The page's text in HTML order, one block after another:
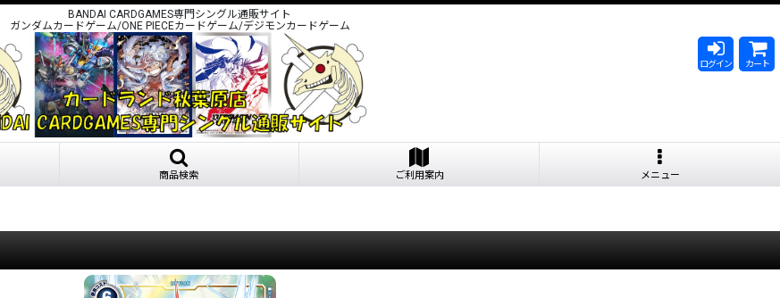
BANDAI CARDGAMES専門シングル通販サイト
ガンダムカードゲーム/ONE PIECEカードゲーム/デジモンカードゲーム
ログイン カート
商品検索 ご利用案内 メニュー